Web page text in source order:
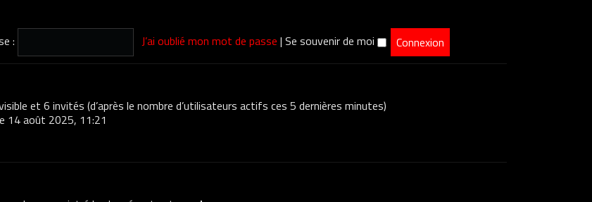
: J’ai oublié mon mot de passe | Se souvenir de moi
et 6 invités (d’après le nombre d’utilisateurs actifs ces 5 dernières minutes)
14 août 2025, 11:21